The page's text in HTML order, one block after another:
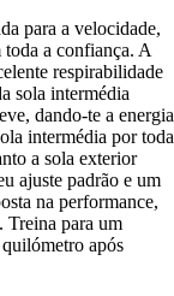
para a velocidade,
toda a confiança. A
respirabilidade
sola intermédia
dando-te a energia
intermédia por toda
a sola exterior
ajuste padrão e um
na performance,
Treina para um
após